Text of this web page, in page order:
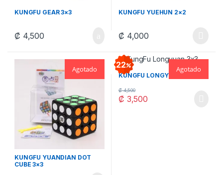
KUNGFU GEAR 3×3
₡ 4,500
KUNGFU YUEHUN 2×2
₡ 4,000
Este producto tiene múltiples
Agotado
KUNGFU YUANDIAN DOT
CUBE 3×3
22 Agotado
KUNGFU LONGYUAN 3×3
₡ 3,500
₡4,500